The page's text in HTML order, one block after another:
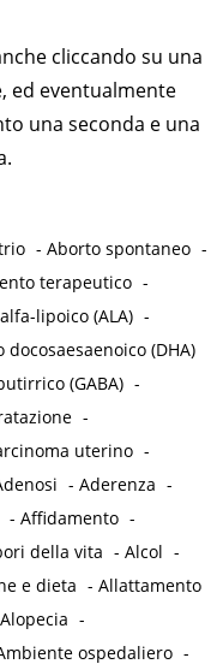
cliccando su una
ed eventualmente
una seconda e una
-Aborto spontaneo -
terapeutico -
lipoico (ALA) -
docosaesaenoico (DHA)
(GABA) -
-
uterino -
-Aderenza -
-Affidamento -
della vita -Alcol -
e dieta -Allattamento
Alopecia -
ospedaliero -